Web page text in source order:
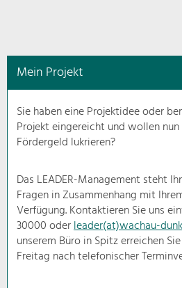
Mein Projekt
Sie haben eine Projektidee oder
Projekt eingereicht und wollen
Fördergeld lukrieren?
Das LEADER-Management steht
Fragen in Zusammenhang mit
Verfügung. Kontaktieren Sie uns
30000 oderleader(at)wachau-
unserem Büro in Spitz erreichen
Freitag nach telefonischer